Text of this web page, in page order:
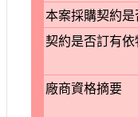
本案採購契約
契約是否訂有
廠商資格摘要